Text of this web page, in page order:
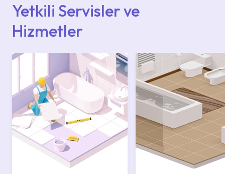
Yetkili Servisler ve
Hizmetler